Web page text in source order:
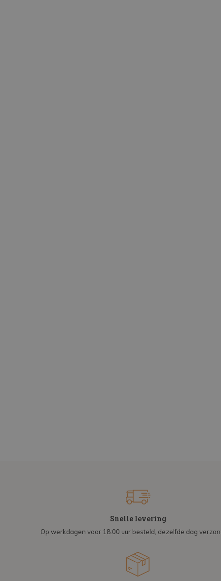
Snelle levering
Op werkdagen voor 18:00 uur besteld, dezelfde dag